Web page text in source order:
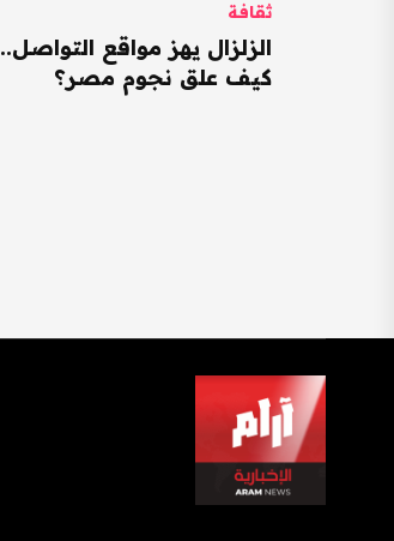
ثقافة
الزلزال يهز مواقع التواصل..
كيف علق نجوم مصر؟